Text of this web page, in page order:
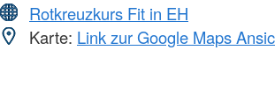
Rotkreuzkurs Fit in EH
Karte: Link zur Google Maps